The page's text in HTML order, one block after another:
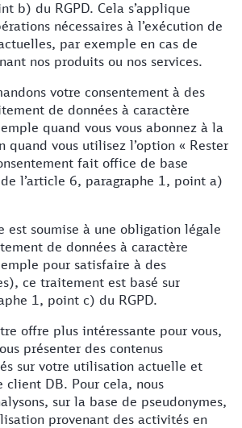
b) du RGPD. Cela s’applique
nécessaires à l’exécution de
par exemple en cas de
nos produits ou nos services.
votre consentement à des
de données à caractère
quand vous vous abonnez à la
quand vous utilisez l’option « Rester
fait office de base
l’article 6, paragraphe 1, point a)
est soumise à une obligation légale
de données à caractère
pour satisfaire à des
ce traitement est basé sur
1, point c) du RGPD.
offre plus intéressante pour vous,
présenter des contenus
sur votre utilisation actuelle et
client DB. Pour cela, nous
sur la base de pseudonymes,
provenant des activités en